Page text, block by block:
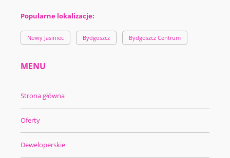
Popularne lokalizacje:
Nowy Jasiniec Bydgoszcz Bydgoszcz Centrum
MENU
Strona główna
Oferty
Deweloperskie